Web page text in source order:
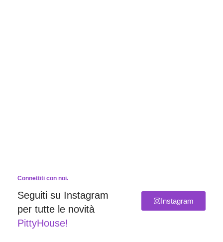
Connettiti con noi.
Seguiti su Instagram
per tutte le novità
PittyHouse!
Instagram